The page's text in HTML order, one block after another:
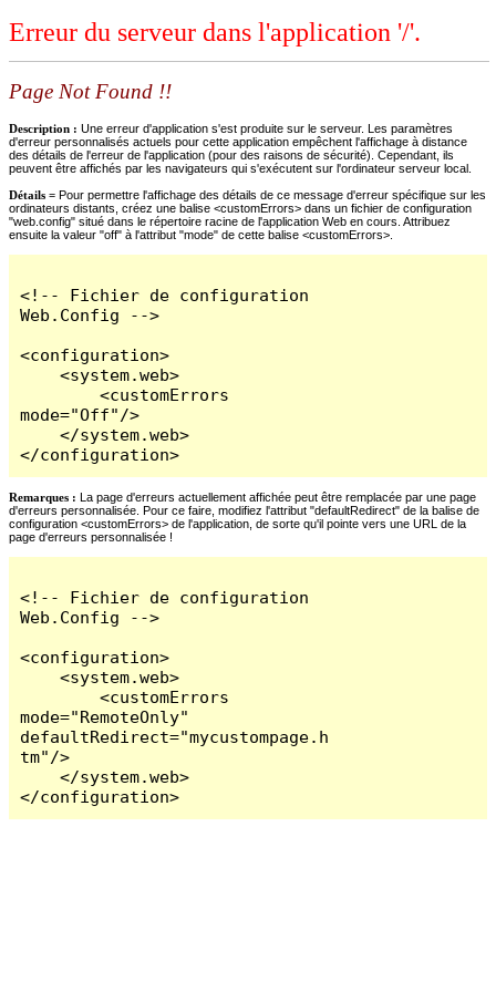
Erreur du serveur dans l'application '/'.
Page Not Found !!
Description : Une erreur d'application s'est produite sur le serveur. Les paramètres
d'erreur personnalisés actuels pour cette application empêchent l'affichage à distance
des détails de l'erreur de l'application (pour des raisons de sécurité). Cependant, ils
peuvent être affichés par les navigateurs qui s'exécutent sur l'ordinateur serveur local.
Détails = Pour permettre l'affichage des détails de ce message d'erreur spécifique sur les
ordinateurs distants, créez une balise <customErrors> dans un fichier de configuration
"web.config" situé dans le répertoire racine de l'application Web en cours. Attribuez
ensuite la valeur "off" à l'attribut "mode" de cette balise <customErrors>.
<!-- Fichier de configuration
Web.Config -->
<configuration>
    <system.web>
        <customErrors
mode="Off"/>
    </system.web>
</configuration>
Remarques : La page d'erreurs actuellement affichée peut être remplacée par une page
d'erreurs personnalisée. Pour ce faire, modifiez l'attribut "defaultRedirect" de la balise de
configuration <customErrors> de l'application, de sorte qu'il pointe vers une URL de la
page d'erreurs personnalisée !
<!-- Fichier de configuration
Web.Config -->
<configuration>
    <system.web>
        <customErrors
mode="RemoteOnly"
defaultRedirect="mycustompage.h
tm"/>
    </system.web>
</configuration>